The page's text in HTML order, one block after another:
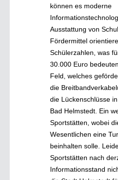
können es moderne
Ausstattung von
Fördermittel
Schülerzahlen, was
30.000 Euro
Feld, welches
die
die Lückenschlüsse
Bad Helmstedt. Ein
Sportstätten, wobei
Wesentlichen eine
beinhalten solle.
Sportstätten nach
Informationsstand